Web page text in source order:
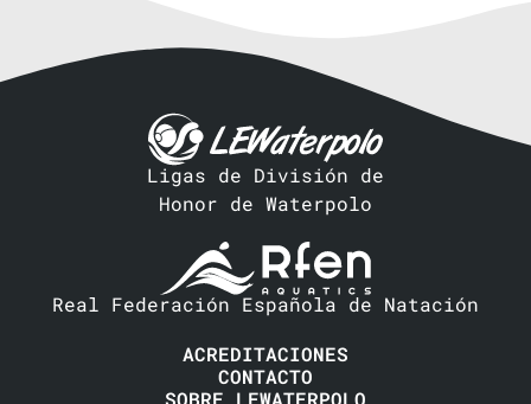
Ligas de División de
Honor de Waterpolo
Real Federación Española de Natación
ACREDITACIONES
CONTACTO